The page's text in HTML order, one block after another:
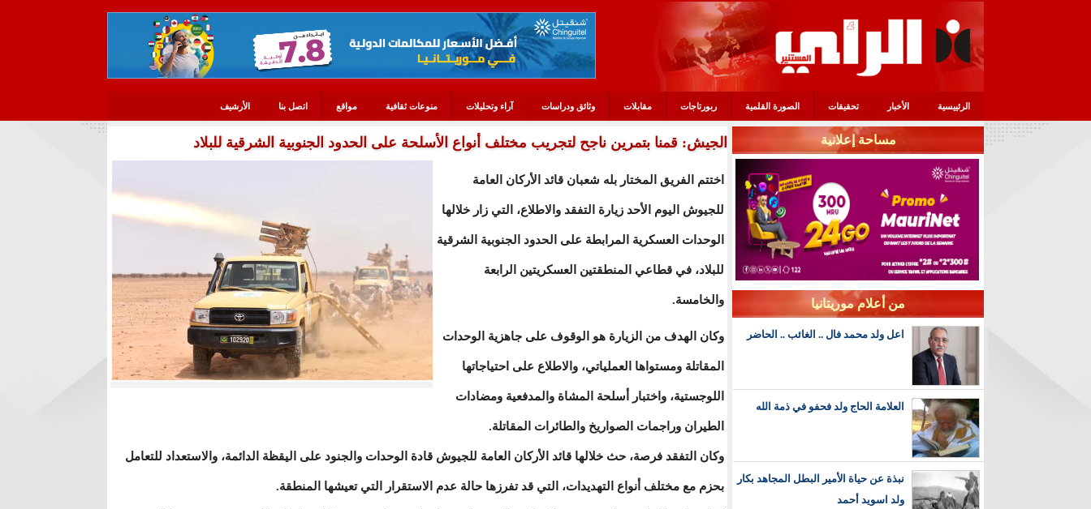
الرئييسية الأخبار تحقيقات الصورة القلمية ربورتاجات مقابلات وثائق ودراسات آراء وتحليلات منوعات ثقافية مواقع اتصل بنا الأرشيف
الجيش: قمنا بتمرين ناجح لتجريب مختلف أنواع الأسلحة على الحدود الجنوبية الشرقية للبلاد
اختتم الفريق المختار بله شعبان قائد الأركان العامة
للجيوش اليوم الأحد زيارة التفقد والاطلاع، التي زار خلالها
الوحدات العسكرية المرابطة على الحدود الجنوبية الشرقية
للبلاد، في قطاعي المنطقتين العسكريتين الرابعة
والخامسة.
وكان الهدف من الزيارة هو الوقوف على جاهزية الوحدات
المقاتلة ومستواها العملياتي، والاطلاع على احتياجاتها
اللوجستية، واختبار أسلحة المشاة والمدفعية ومضادات
الطيران وراجمات الصواريخ والطائرات المقاتلة.
وكان التفقد فرصة، حث خلالها قائد الأركان العامة للجيوش قادة الوحدات والجنود على اليقظة الدائمة، والاستعداد للتعامل
بحزم مع مختلف أنواع التهديدات، التي قد تفرزها حالة عدم الاستقرار التي تعيشها المنطقة.
مساحة إعلانية
من أعلام موريتانيا
اعل ولد محمد فال .. الغائب .. الحاضر
العلامة الحاج ولد فحفو في ذمة الله
نبذة عن حياة الأمير البطل المجاهد بكار
ولد اسويد أحمد